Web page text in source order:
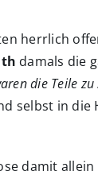
herrlich
damals die
die Teile
selbst in
damit